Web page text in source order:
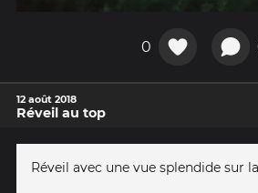
0
12 août 2018
Réveil au top
Réveil avec une vue splendide sur